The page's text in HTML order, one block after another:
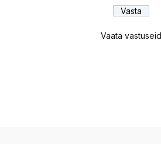
Vaata vastuseid